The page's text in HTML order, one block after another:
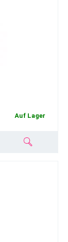
Auf Lager